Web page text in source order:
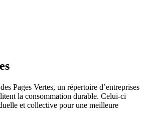
Pages Vertes, un répertoire d’entreprises
la consommation durable. Celui-ci
et collective pour une meilleure